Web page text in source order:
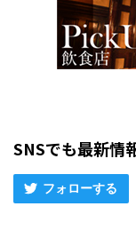
SNSでも最新情